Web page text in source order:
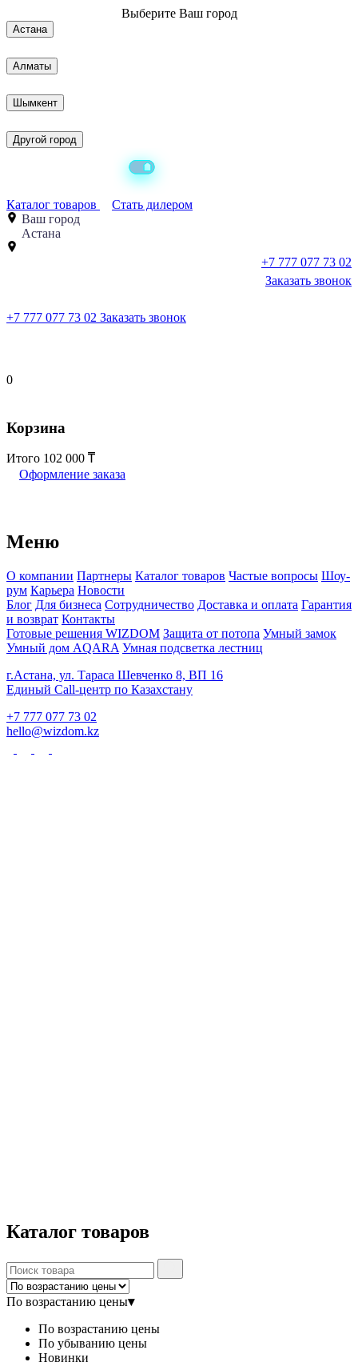
Выберите Ваш город
Астана
Алматы
Шымкент
Другой город
Каталог товаров
Стать дилером
Ваш город
Астана
+7 777 077 73 02
Заказать звонок
+7 777 077 73 02 Заказать звонок
0
Корзина
Итого 102 000
Оформление заказа
Меню
О компании Партнеры Каталог товаров Частые вопросы Шоу-
рум Карьера Новости
Блог Для бизнеса Сотрудничество Доставка и оплата Гарантия
и возврат Контакты
Готовые решения WIZDOM Защита от потопа Умный замок
Умный дом AQARA Умная подсветка лестниц
г.Астана, ул. Тараса Шевченко 8, ВП 16
Единый Call-центр по Казахстану
+7 777 077 73 02
hello@wizdom.kz
Каталог товаров
По возрастанию цены▾
По возрастанию цены
По убыванию цены
Новинки